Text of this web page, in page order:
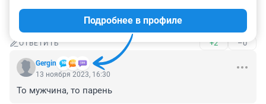
Опять по телефону? А за детьми , кто будет смотреть?
ОТВЕТИТЬ +2 –0
Gergin
Подробнее в профиле
13 ноября 2023, 16:30
То мужчина, то парень